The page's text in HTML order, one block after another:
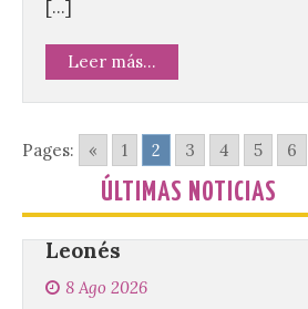
[…]
Leer más...
Pages: « 1 2 3 4 5 6
ÚLTIMAS NOTICIAS
Conceyu vuelve a exigir
especializado y
profesional de bomberos
forestales en el País
Leonés
8 Ago 2026